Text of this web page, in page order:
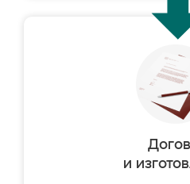
и